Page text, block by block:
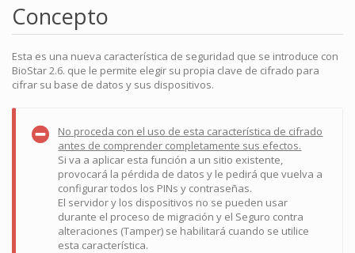
Concepto
Esta es una nueva característica de seguridad que se introduce con
BioStar 2.6. que le permite elegir su propia clave de cifrado para
cifrar su base de datos y sus dispositivos.
No proceda con el uso de esta característica de cifrado
antes de comprender completamente sus efectos.
Si va a aplicar esta función a un sitio existente,
provocará la pérdida de datos y le pedirá que vuelva a
configurar todos los PINs y contraseñas.
El servidor y los dispositivos no se pueden usar
durante el proceso de migración y el Seguro contra
alteraciones (Tamper) se habilitará cuando se utilice
esta característica.